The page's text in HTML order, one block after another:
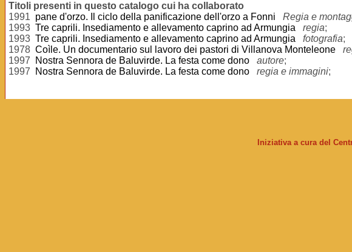
Titoli presenti in questo catalogo cui ha collaborato
1991 pane d'orzo. Il ciclo della panificazione dell'orzo a Fonni Regia e
1993 Tre caprili. Insediamento e allevamento caprino ad Armungia regia;
1993 Tre caprili. Insediamento e allevamento caprino ad Armungia fotografia;
1978 Coìle. Un documentario sul lavoro dei pastori di Villanova Monteleone
1997
Nostra Sennora de Baluvirde. La festa come dono autore;
1997
Nostra Sennora de Baluvirde. La festa come dono regia e immagini;
Iniziativa a cura del